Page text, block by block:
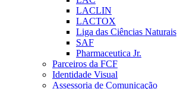
LACLIN
LACTOX
Liga das Ciências Naturais
SAF
Pharmaceutica Jr.
Parceiros da FCF
Identidade Visual
Assessoria de Comunicação